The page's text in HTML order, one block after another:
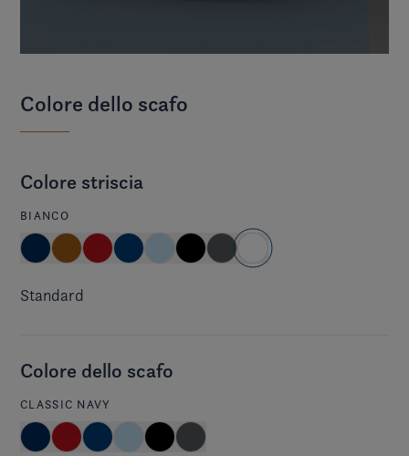
Colore dello scafo
Colore striscia
BIANCO
Standard
Colore dello scafo
CLASSIC NAVY